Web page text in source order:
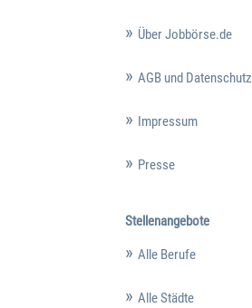
Über Jobbörse.de
AGB und Datenschutz
Impressum
Presse
Stellenangebote
Alle Berufe
Alle Städte